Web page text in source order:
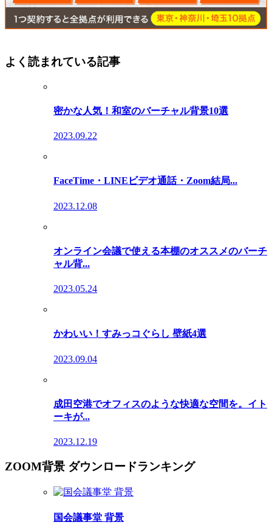
よく読まれている記事
密かな人気！和室のバーチャル背景10選
2023.09.22
FaceTime・LINEビデオ通話・Zoom結局...
2023.12.08
オンライン会議で使える本棚のオススメのバーチ
ャル背...
2023.05.24
かわいい！すみっコぐらし 壁紙4選
2023.09.04
成田空港でオフィスのような快適な空間を。イト
ーキが...
2023.12.19
ZOOM背景 ダウンロードランキング
国会議事堂 背景